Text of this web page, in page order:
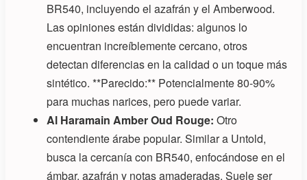
BR540, incluyendo el azafrán y el Amberwood.
Las opiniones están divididas: algunos lo
encuentran increíblemente cercano, otros
detectan diferencias en la calidad o un toque más
sintético. **Parecido:** Potencialmente 80-90%
para muchas narices, pero puede variar.
Al Haramain Amber Oud Rouge: Otro
contendiente árabe popular. Similar a Untold,
busca la cercanía con BR540, enfocándose en el
ámbar, azafrán y notas amaderadas. Suele ser